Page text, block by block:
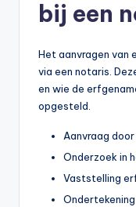
bij een
Het aanvragen van
via een notaris.
en wie de
opgesteld.
Aanvraag
Onderzoek in
Vaststelling